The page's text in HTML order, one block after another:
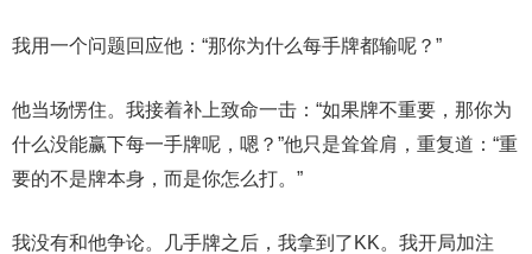
我用一个问题回应他：“那你为什么每手牌都输呢？”
他当场愣住。我接着补上致命一击：“如果牌不重要，那你为
什么没能赢下每一手牌呢，嗯？”他只是耸耸肩，重复道：“重
要的不是牌本身，而是你怎么打。”
我没有和他争论。几手牌之后，我拿到了KK。我开局加注